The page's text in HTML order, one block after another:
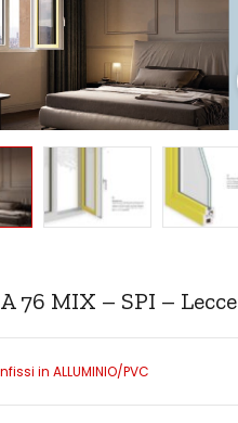
76 MIX – SPI – Lecce
in ALLUMINIO/PVC